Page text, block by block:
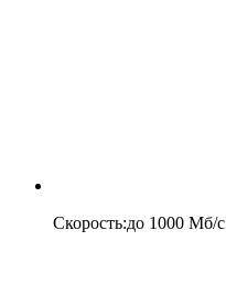
Скорость:до 1000 Мб/c